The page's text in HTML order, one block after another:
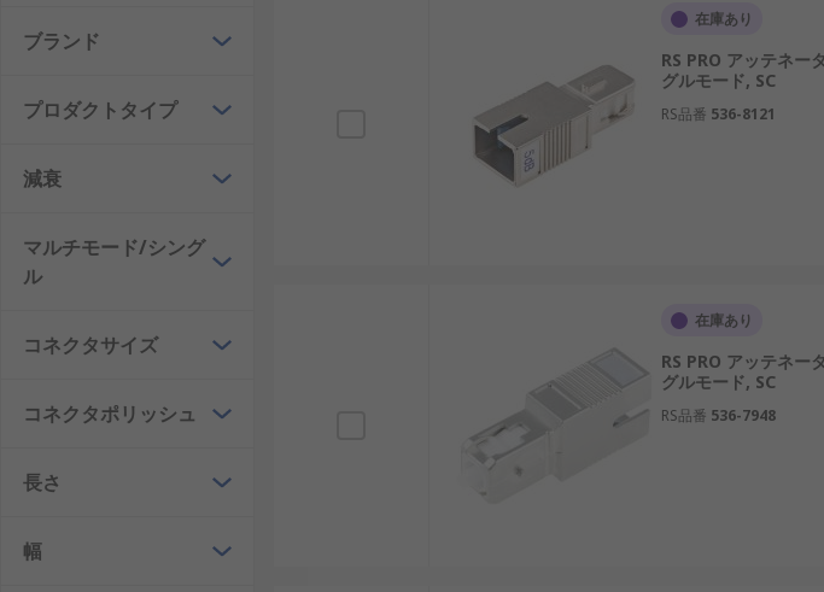
適切な光アッテネータを選定するには、下記仕様を確認する必要があります。
減衰量（dB）
減衰のステップ
減衰量の誤差(% + dB)
ブランド
プロダクトタイプ
減衰
マルチモード/シング
ル
コネクタサイズ
コネクタポリッシュ
長さ
幅
在庫あり
RS PRO アッテネー
グルモード, SC
RS品番 536-8121
在庫あり
RS PRO アッテネー
グルモード, SC
RS品番 536-7948